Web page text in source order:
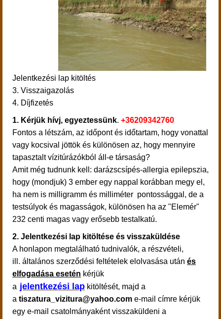
Jelentkezési lap kitöltés
3. Visszaigazolás
4. Díjfizetés
1. Kérjük hívj, egyeztessünk. +36209342760
Fontos a létszám, az időpont és időtartam, hogy vonattal
vagy kocsival jöttök és különösen az, hogy mennyire
tapasztalt vízitúrázókból áll-e társaság?
Amit még tudnunk kell: darázscsípés-allergia epilepszia,
hogy (mondjuk) 3 ember egy nappal korábban megy el,
ha nem is milligramm és milliméter pontossággal, de a
testsúlyok és magasságok, különösen ha az "Elemér"
232 centi magas vagy erősebb testalkatú.
2. Jelentkezési lap kitöltése és visszaküldése
A honlapon megtalálható tudnivalók, a részvételi,
ill. általános szerződési feltételek elolvasása után és
elfogadása esetén kérjük
a jelentkezési lap kitöltését, majd a
a tiszatura_vizitura@yahoo.com e-mail címre kérjük
egy e-mail csatolmányaként visszaküldeni a